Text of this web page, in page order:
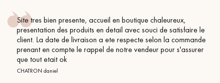
Obtenez un devis gratuit !
Site tres bien presente, accueil en boutique chaleureux,
presentation des produits en detail avec souci de satisfaire le
client. La date de livraison a ete respecte selon la commande
prenant en compte le rappel de notre vendeur pour s'assurer
que tout etait ok
CHATRON daniel